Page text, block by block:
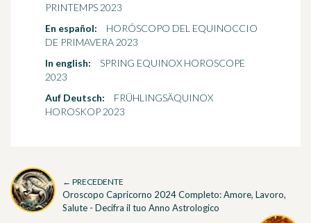
PRINTEMPS 2023
En español:
HORÓSCOPO DEL EQUINOCCIO
DE PRIMAVERA 2023
In english:
SPRING EQUINOX HOROSCOPE
2023
Auf Deutsch:
FRÜHLINGSÄQUINOX
HOROSKOP 2023
← PRECEDENTE
Oroscopo Capricorno 2024 Completo: Amore, Lavoro,
Salute - Decifra il tuo Anno Astrologico